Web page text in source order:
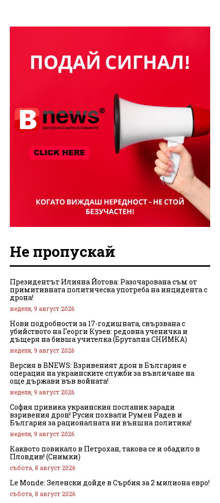
Не пропускай
Президентът Илияна Йотова: Разочарована съм от
примитивната политическа употреба на инцидента с
дрона!
неделя, 9 август 2026
Нови подробности за 17-годишната, свързвана с
убийството на Георги Кузев: редовна ученичка и
дъщеря на бивша учителка (Брутална СНИМКА)
неделя, 9 август 2026
Версия в BNEWS: Взривеният дрон в България е
операция на украинските служби за въвличане на
още държави във войната!
неделя, 9 август 2026
София привика украинския посланик заради
взривения дрон! Русия похвали Румен Радев и
България за рационалната ни външна политика!
неделя, 9 август 2026
Каквото повикало в Петрохан, такова се и обадило в
Пловдив! (Снимки)
събота, 8 август 2026
Le Monde: Зеленски дойде в Сърбия за 2 милиона евро!
събота, 8 август 2026